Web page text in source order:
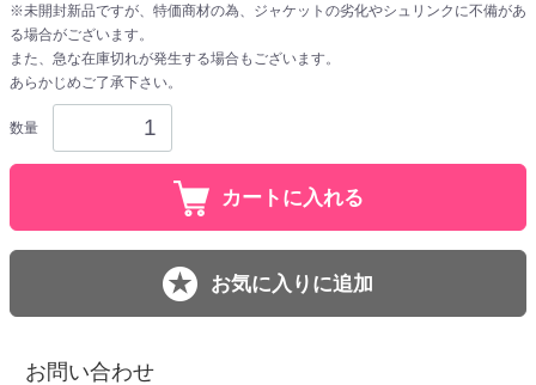
※未開封新品ですが、特価商材の為、ジャケットの劣化やシュリンクに不備があ
る場合がございます。
また、急な在庫切れが発生する場合もございます。
あらかじめご了承下さい。
数量
カートに入れる
お気に入りに追加
お問い合わせ